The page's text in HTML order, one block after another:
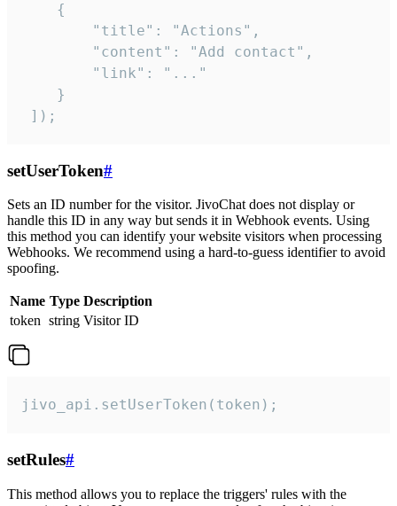
    {
        "title": "Actions",
        "content": "Add contact",
        "link": "..."
    }
]);
setUserToken#
Sets an ID number for the visitor. JivoChat does not display or
handle this ID in any way but sends it in Webhook events. Using
this method you can identify your website visitors when processing
Webhooks. We recommend using a hard-to-guess identifier to avoid
spoofing.
Name Type Description
token string Visitor ID
jivo_api.setUserToken(token);
setRules#
This method allows you to replace the triggers' rules with the